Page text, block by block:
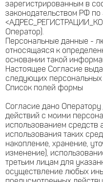
зарегистрированным в
законодательством РФ по
Оператор).
Персональные данные -
относящаяся к
основании такой
Настоящее Согласие
следующих
Список полей формы
Согласие дано
действий с моими
использованием средств
использования таких
накопление, хранение,
изменение),
третьим лицам для
осуществление любых